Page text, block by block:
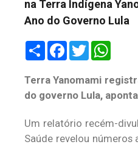
na Terra Indígena
Ano do Governo Lula
ShareFacebook
Twitter
Terra Yanomami
do governo Lula,
Um relatório recém-
Saúde revelou